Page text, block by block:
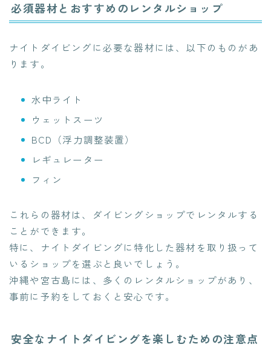
必須器材とおすすめのレンタルショップ
ナイトダイビングに必要な器材には、以下のものがあ
ります。
水中ライト
ウェットスーツ
BCD（浮力調整装置）
レギュレーター
フィン
これらの器材は、ダイビングショップでレンタルする
ことができます。
特に、ナイトダイビングに特化した器材を取り扱って
いるショップを選ぶと良いでしょう。
沖縄や宮古島には、多くのレンタルショップがあり、
事前に予約をしておくと安心です。
安全なナイトダイビングを楽しむための注意点